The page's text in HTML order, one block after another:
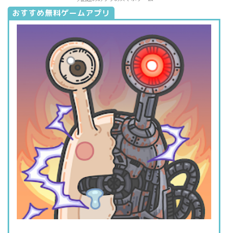
おすすめ無料ゲームアプリ